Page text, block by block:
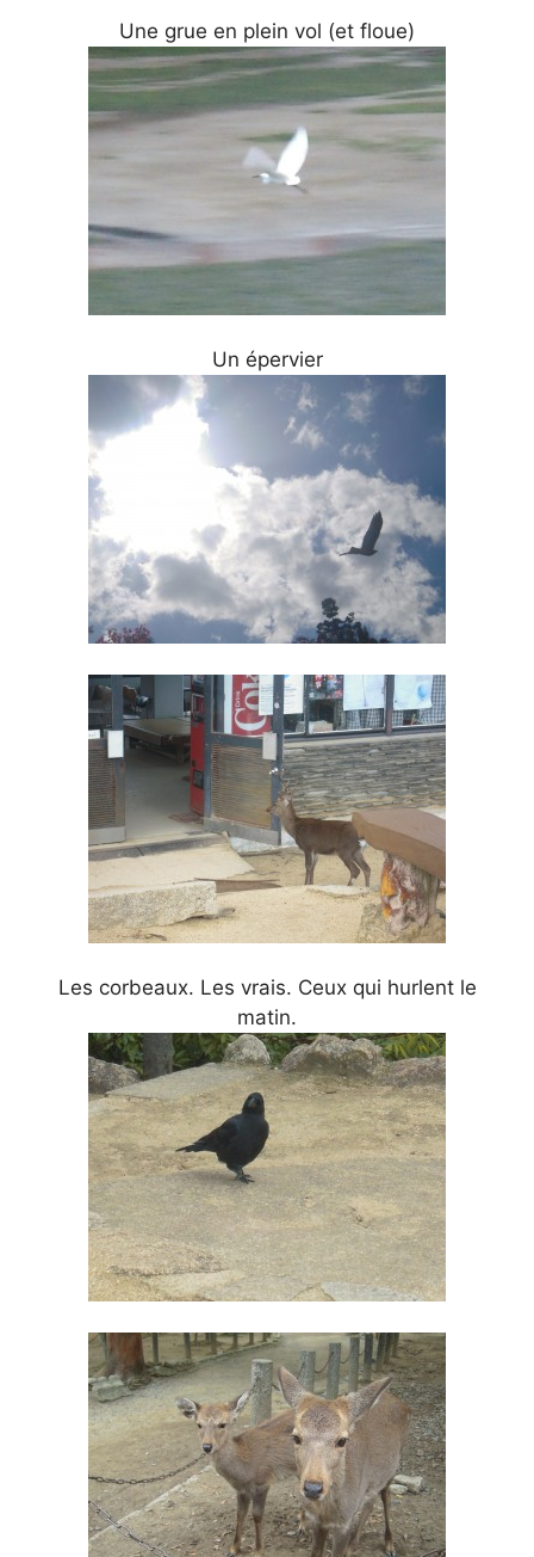
Une grue en plein vol (et floue)
Un épervier
Les corbeaux. Les vrais. Ceux qui hurlent le
matin.